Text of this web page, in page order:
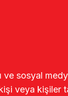
ve sosyal
veya kişiler